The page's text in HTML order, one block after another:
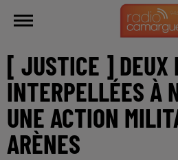
[ JUSTICE ] DEUX
INTERPELLÉES À
UNE ACTION
ARÈNES